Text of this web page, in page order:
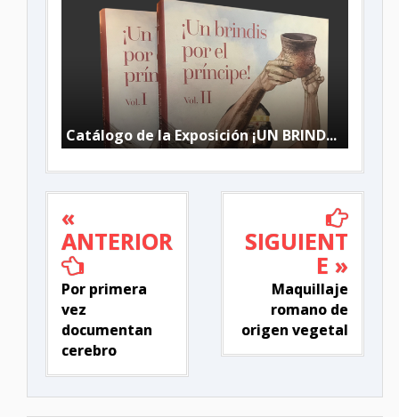
Catálogo de la Exposición ¡UN BRIND...
«
ANTERIOR
Por primera
vez
documentan
cerebro
SIGUIENT
E »
Maquillaje
romano de
origen vegetal